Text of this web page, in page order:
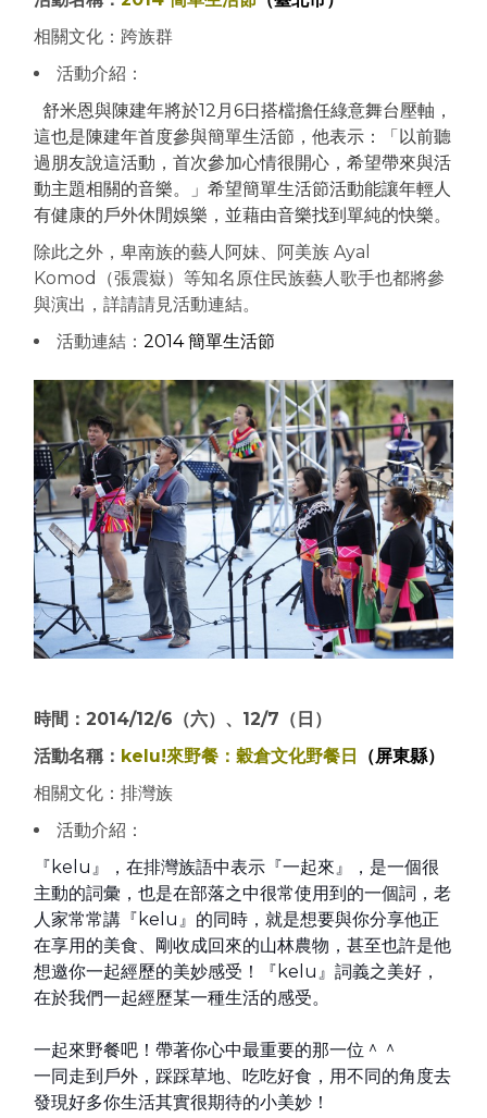
相關文化：跨族群
活動介紹：
舒米恩與陳建年將於12月6日搭檔擔任綠意舞台壓軸，
這也是陳建年首度參與簡單生活節，他表示：「以前聽
過朋友說這活動，首次參加心情很開心，希望帶來與活
動主題相關的音樂。」希望簡單生活節活動能讓年輕人
有健康的戶外休閒娛樂， 並藉由音樂找到單純的快樂。
除此之外，卑南族的藝人阿妹、阿美族 Ayal
Komod（張震嶽）等知名原住民族藝人歌手也都將參
與演出，詳請請見活動連結。
活動連結：2014 簡單生活節
時間：2014/12/6（六）、12/7（日）
活動名稱： kelu!來野餐：穀倉文化野餐日
（屏東縣）
相關文化：排灣族
活動介紹：
『kelu』，在排灣族語中表示『一起來』，是一個很
主動的詞彙，也是在部落之中很常使用到的一個詞，老
人家常常講『kelu』的同時，就是想要與你分享他正
在享用的美食、剛收成回來的山林農物，甚至也許是他
想邀你一起經歷的美妙感受！『kelu』詞義之美好，
在於我們一起經歷某一種生活的感受。
一起來野餐吧！帶著你心中最重要的那一位＾＾
一同走到戶外，踩踩草地、吃吃好食，用不同的角度去
發現好多你生活其實很期待的小美妙！